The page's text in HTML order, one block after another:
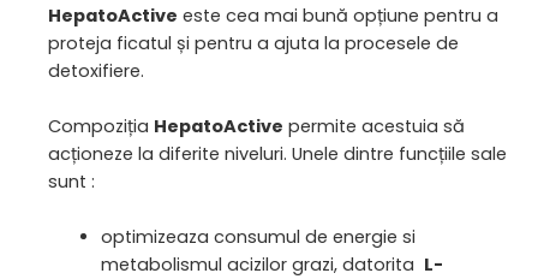
HepatoActive este cea mai bună opțiune pentru a
proteja ficatul și pentru a ajuta la procesele de
detoxifiere.
Compoziția HepatoActive permite acestuia să
acționeze la diferite niveluri. Unele dintre funcțiile sale
sunt :
optimizeaza consumul de energie si
metabolismul acizilor grazi, datorita L-